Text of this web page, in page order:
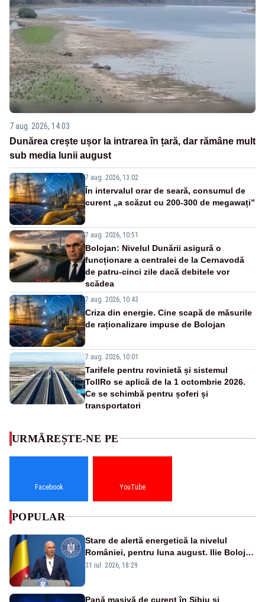
7 aug. 2026, 14:03
Dunărea crește ușor la intrarea în țară, dar rămâne mult
sub media lunii august
7 aug. 2026, 13:02
În intervalul orar de seară, consumul de
curent „a scăzut cu 200-300 de megawați”
7 aug. 2026, 10:51
Bolojan: Nivelul Dunării asigură o
funcționare a centralei de la Cernavodă
de patru-cinci zile dacă debitele vor
scădea
7 aug. 2026, 10:43
Criza din energie. Cine scapă de măsurile
de raționalizare impuse de Bolojan
7 aug. 2026, 10:01
Tarifele pentru rovinietă și sistemul
TollRo se aplică de la 1 octombrie 2026.
Ce se schimbă pentru șoferi și
transportatori
URMĂREȘTE-NE PE
Facebook YouTube
POPULAR
Stare de alertă energetică la nivelul
României, pentru luna august. Ilie Bolojan
a anunțat importuri și posibile restricții –
31 iul. 2026, 18:29
Pană masivă de curent în Sibiu și